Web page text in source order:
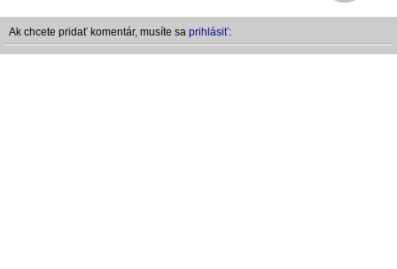
Ak chcete pridať komentár, musíte sa prihlásiť: